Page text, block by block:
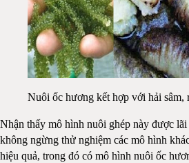
Nuôi ốc hương kết hợp với hải sâm,
Nhận thấy mô hình nuôi ghép này được
không ngừng thử nghiệm các mô hình
hiệu quả, trong đó có mô hình nuôi ốc